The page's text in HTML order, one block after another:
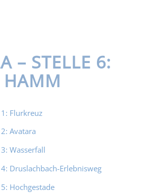
– STELLE 6:
HAMM
1: Flurkreuz
Avatara
Wasserfall
4: Druslachbach-Erlebnisweg
Hochgestade